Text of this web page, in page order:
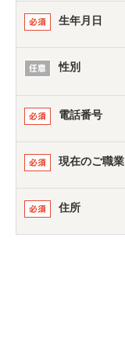
生年月日
性別
電話番号
現在のご職業
住所